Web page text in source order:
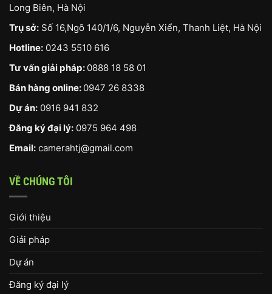
Long Biên, Hà Nội
Trụ sở: Số 16,Ngõ 140/1/6, Nguyễn Xiển, Thanh Liệt, Hà Nội
Hotline: 0243 5510 616
Tư vấn giải pháp: 0888 18 58 01
Bán hàng online: 0947 26 8338
Dự án: 0916 941 832
Đăng ký đại lý: 0975 964 498
Email: camerahtj@gmail.com
VỀ CHÚNG TÔI
Giới thiệu
Giải pháp
Dự án
Đăng ký đại lý